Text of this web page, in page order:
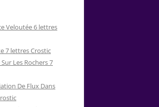
Veloutée 6 lettres
7 lettres Crostic
Les Rochers 7
De Flux Dans